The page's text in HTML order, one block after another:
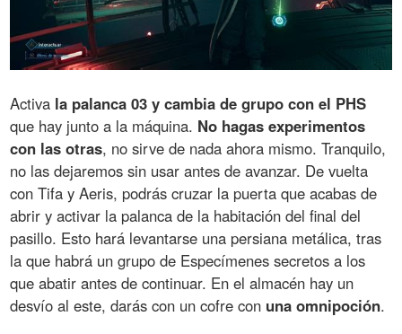
Activa la palanca 03 y cambia de grupo con el PHS
que hay junto a la máquina. No hagas experimentos
con las otras, no sirve de nada ahora mismo. Tranquilo,
no las dejaremos sin usar antes de avanzar. De vuelta
con Tifa y Aeris, podrás cruzar la puerta que acabas de
abrir y activar la palanca de la habitación del final del
pasillo. Esto hará levantarse una persiana metálica, tras
la que habrá un grupo de Especímenes secretos a los
que abatir antes de continuar. En el almacén hay un
desvío al este, darás con un cofre con una omnipoción.